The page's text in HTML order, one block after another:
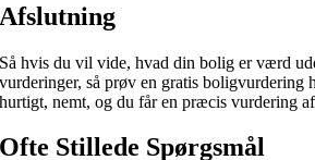
Afslutning
Så hvis du vil vide, hvad din bolig er værd
vurderinger, så prøv en gratis boligvurdering
hurtigt, nemt, og du får en præcis vurdering
Ofte Stillede Spørgsmål